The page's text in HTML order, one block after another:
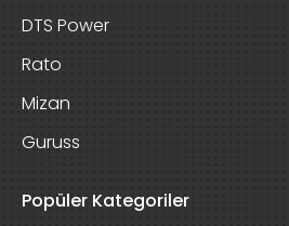
DTS Power
Rato
Mizan
Guruss
Popüler Kategoriler